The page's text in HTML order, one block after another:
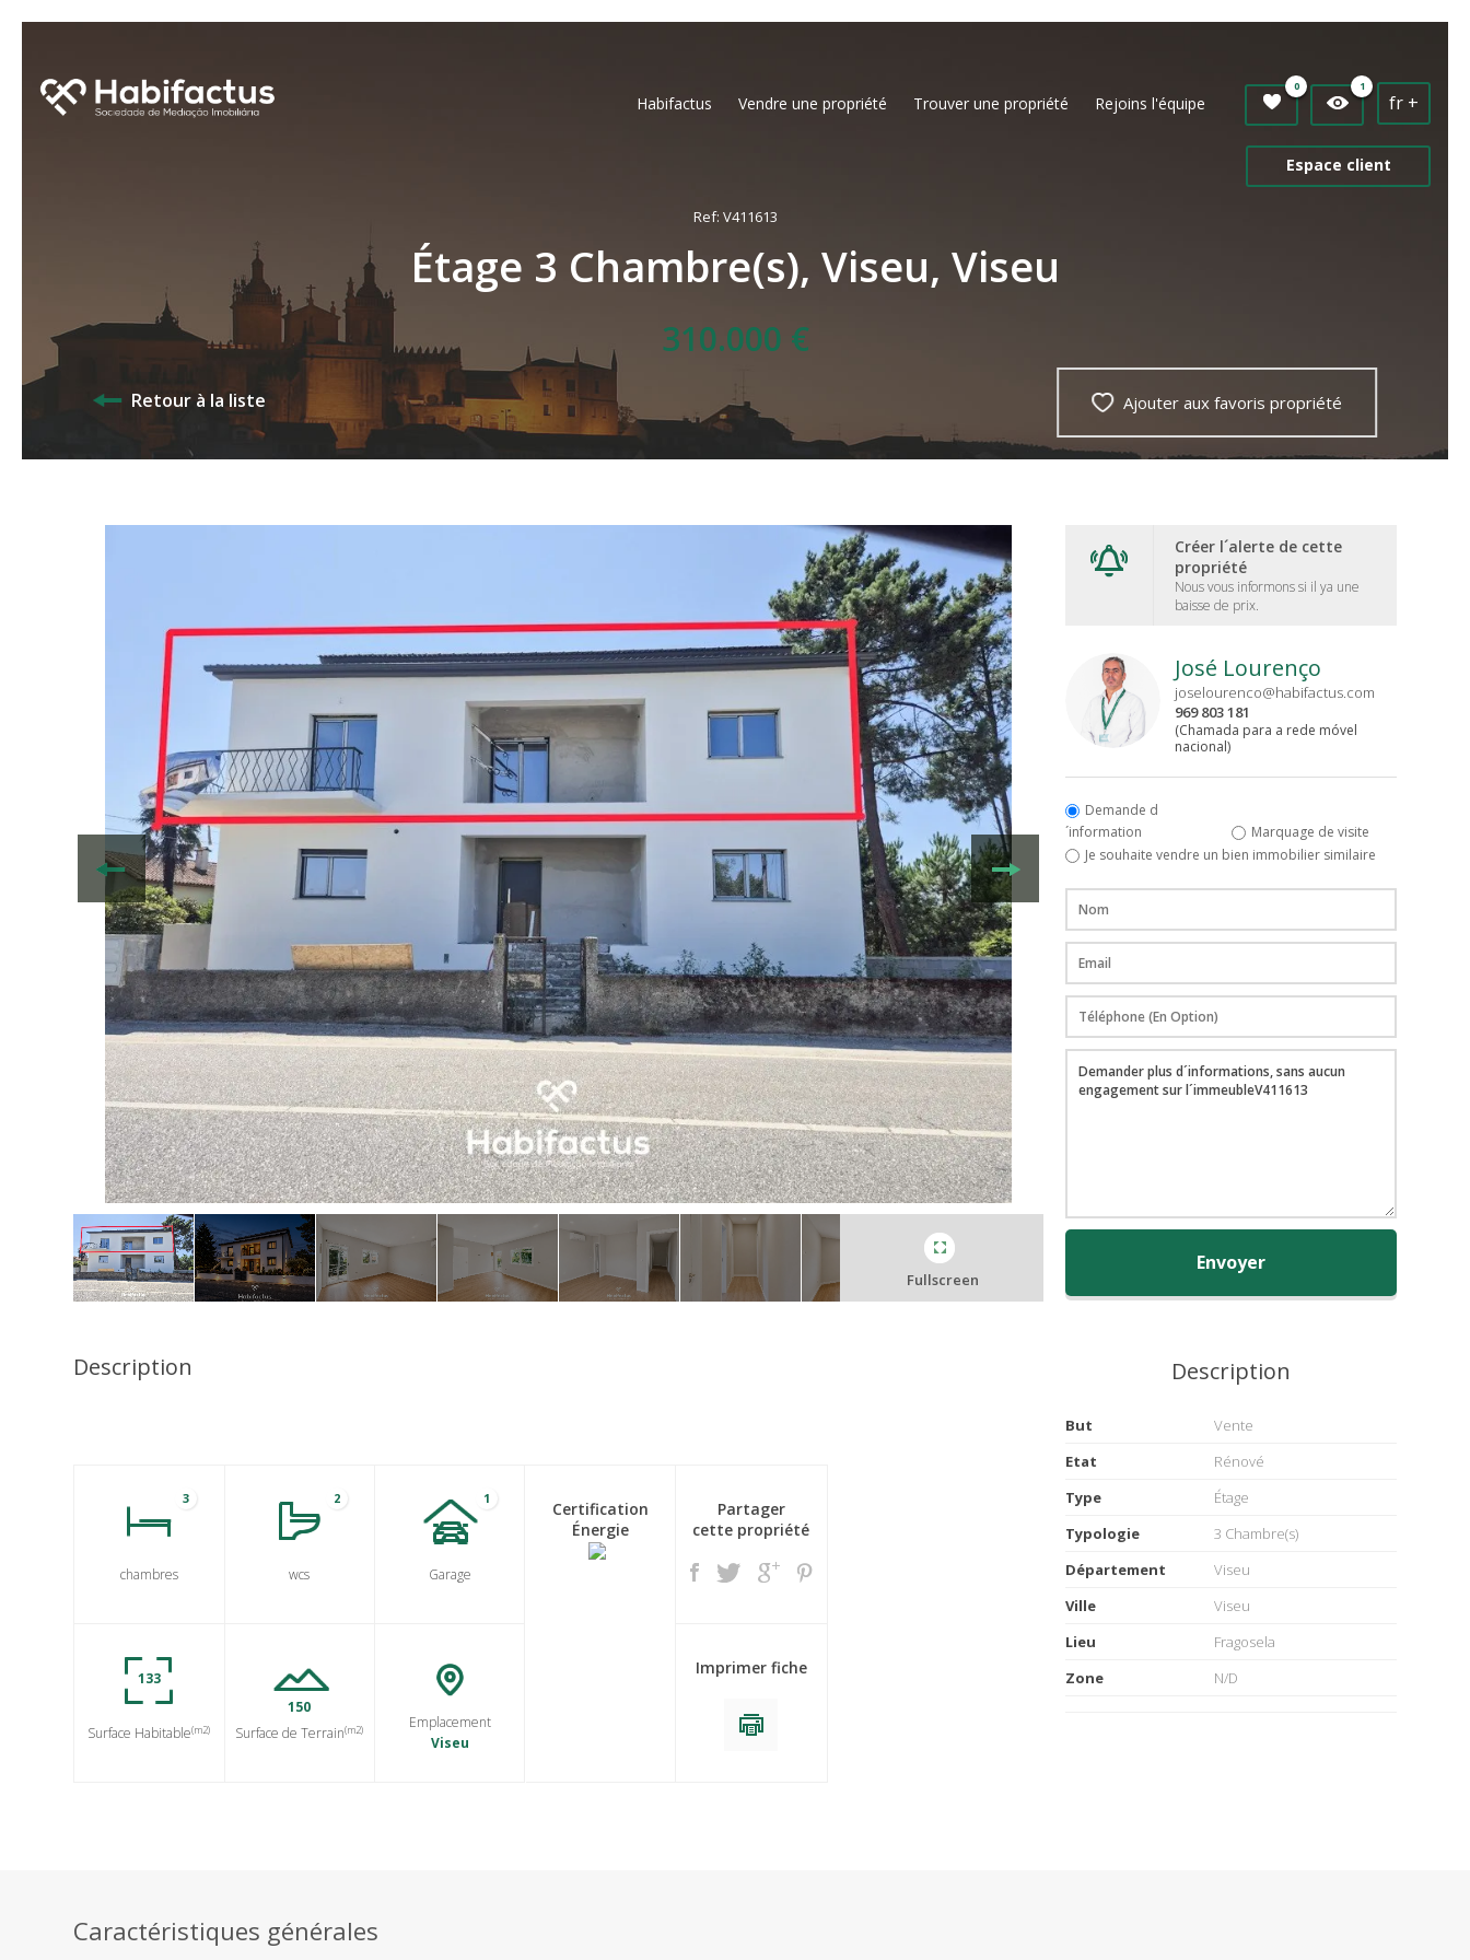
Habifactus Vendre une propriété Trouver une propriété Rejoins l'équipe
0 1
Espace client
fr +
Ref: V411613
Étage 3 Chambre(s), Viseu, Viseu
310.000 €
Retour à la liste Ajouter aux favoris propriété
Fullscreen
Créer l´alerte de cette
propriété
Nous vous informons si il ya une
baisse de prix.
José Lourenço
joselourenco@habifactus.com
969 803 181
(Chamada para a rede móvel
nacional)
Demande d
´information
Marquage de visite
Je souhaite vendre un bien immobilier similaire
Envoyer
Description
3
chambres
2
wcs
1
Garage
133
Surface Habitable(m2)
150
Surface de Terrain(m2)
Emplacement
Viseu
Certification
Énergie
Partager
cette propriété
Imprimer fiche
Description
But
Vente
Etat
Rénové
Type
Étage
Typologie
3 Chambre(s)
Département
Viseu
Ville
Viseu
Lieu
Fragosela
Zone
N/D
Caractéristiques générales